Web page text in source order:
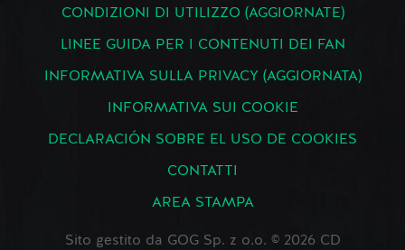
CONDIZIONI DI UTILIZZO (AGGIORNATE)
LINEE GUIDA PER I CONTENUTI DEI FAN
INFORMATIVA SULLA PRIVACY (AGGIORNATA)
INFORMATIVA SUI COOKIE
DECLARACIÓN SOBRE EL USO DE COOKIES
CONTATTI
AREA STAMPA
Sito gestito da GOG Sp. z o.o. © 2026 CD